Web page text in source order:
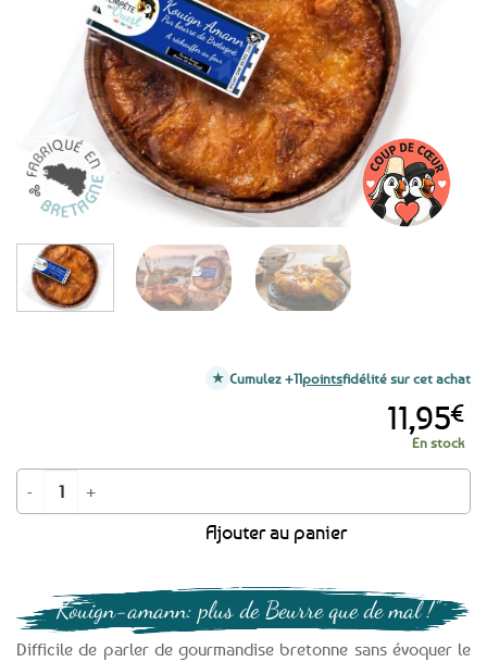
“Kouign-amann: plus de Beurre que de mal !”
Difficile de parler de gourmandise bretonne sans évoquer le
11,95€
En stock
quantité de Kouign Amann Breton pur beurre de Bretagne - Format
Ajouter au panier
Cumulez +11pointsfidélité sur cet achat